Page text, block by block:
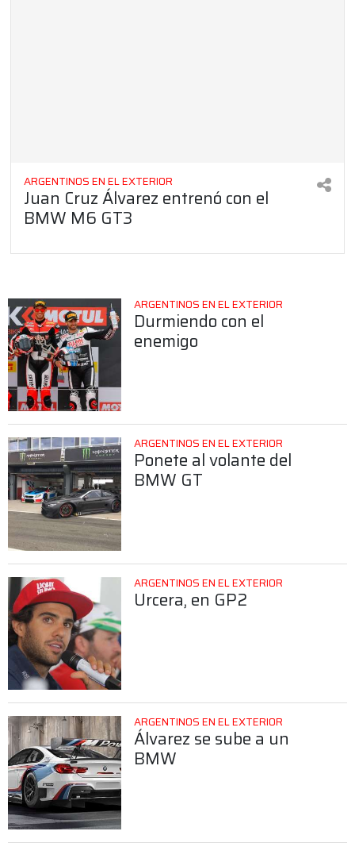
ARGENTINOS EN EL EXTERIOR
Juan Cruz Álvarez entrenó con el
BMW M6 GT3
ARGENTINOS EN EL EXTERIOR
Durmiendo con el
enemigo
ARGENTINOS EN EL EXTERIOR
Ponete al volante del
BMW GT
ARGENTINOS EN EL EXTERIOR
Urcera, en GP2
ARGENTINOS EN EL EXTERIOR
Álvarez se sube a un
BMW